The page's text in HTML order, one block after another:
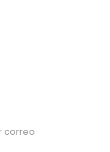
correo